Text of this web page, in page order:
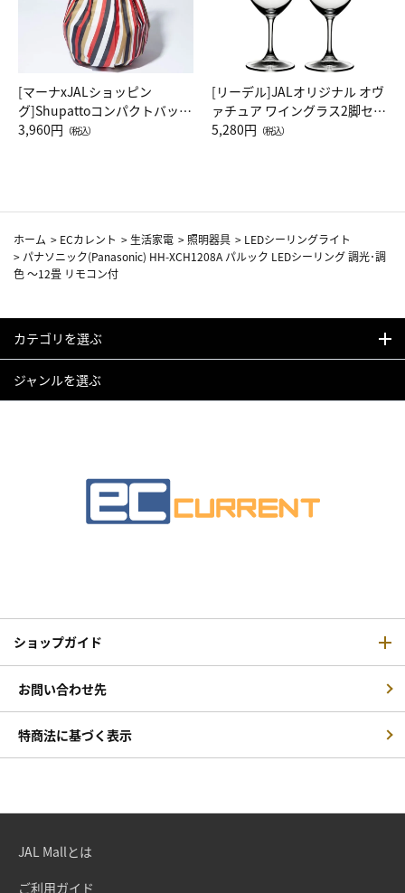
[マーナxJALショッピン
グ]Shupattoコンパクトバッグ
Drop JAL客室乗務員（LC）ス
3,960円 （税込）
[リーデル]JALオリジナル オヴ
ァチュア ワイングラス2脚セッ
ト（レッドワイン）
5,280円 （税込）
ホーム > ECカレント > 生活家電 > 照明器具 > LEDシーリングライト
> パナソニック(Panasonic) HH-XCH1208A パルック LEDシーリング 調光･調
色 ～12畳 リモコン付
カテゴリを選ぶ
ジャンルを選ぶ
ショップガイド
お問い合わせ先
特商法に基づく表示
JAL Mallとは
ご利用ガイド